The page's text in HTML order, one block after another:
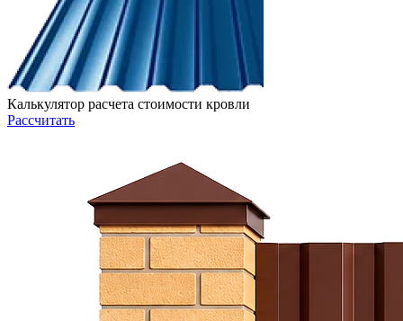
Калькулятор расчета стоимости кровли
Рассчитать